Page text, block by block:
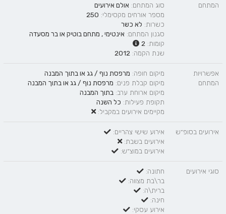
המתחם סוג המתחם: אולם אירועים
מספר אורחים מקסימלי: 250
כשרות: לא כשר
סגנון המתחם: אינטימי, מתחם בוטיק או בר מסעדה
קומות: 2
שנת הקמה: 2012
אפשרויות
המתחם
מיקום חופה: מרפסת נוף / גג או בתוך המבנה
מיקום קבלת פנים: מרפסת נוף / גג או בתוך המבנה
מיקום ארוחת ערב: בתוך המבנה
תקופת פעילות: כל השנה
מקיימים אירועים במקביל:
אירועים בסופ״ש
אירוע שישי צהריים:
אירועים בשבת:
אירועים במוצ״ש:
סוגי אירועים
חתונה:
בר\בת מצווה:
ברית\ה:
חינה:
אירוע עסקי: